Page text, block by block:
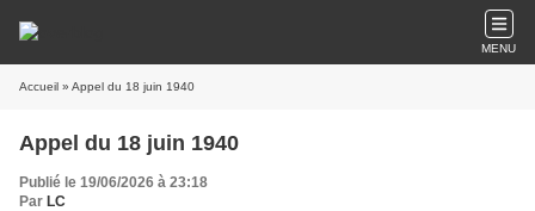
MENU
Accueil » Appel du 18 juin 1940
Appel du 18 juin 1940
Publié le 19/06/2026 à 23:18
Par LC